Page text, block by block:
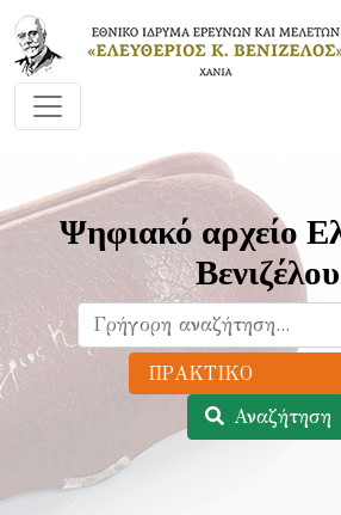
Ψηφιακό αρχείο
Βενιζέλου
Αναζήτηση